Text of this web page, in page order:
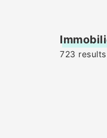
723 results